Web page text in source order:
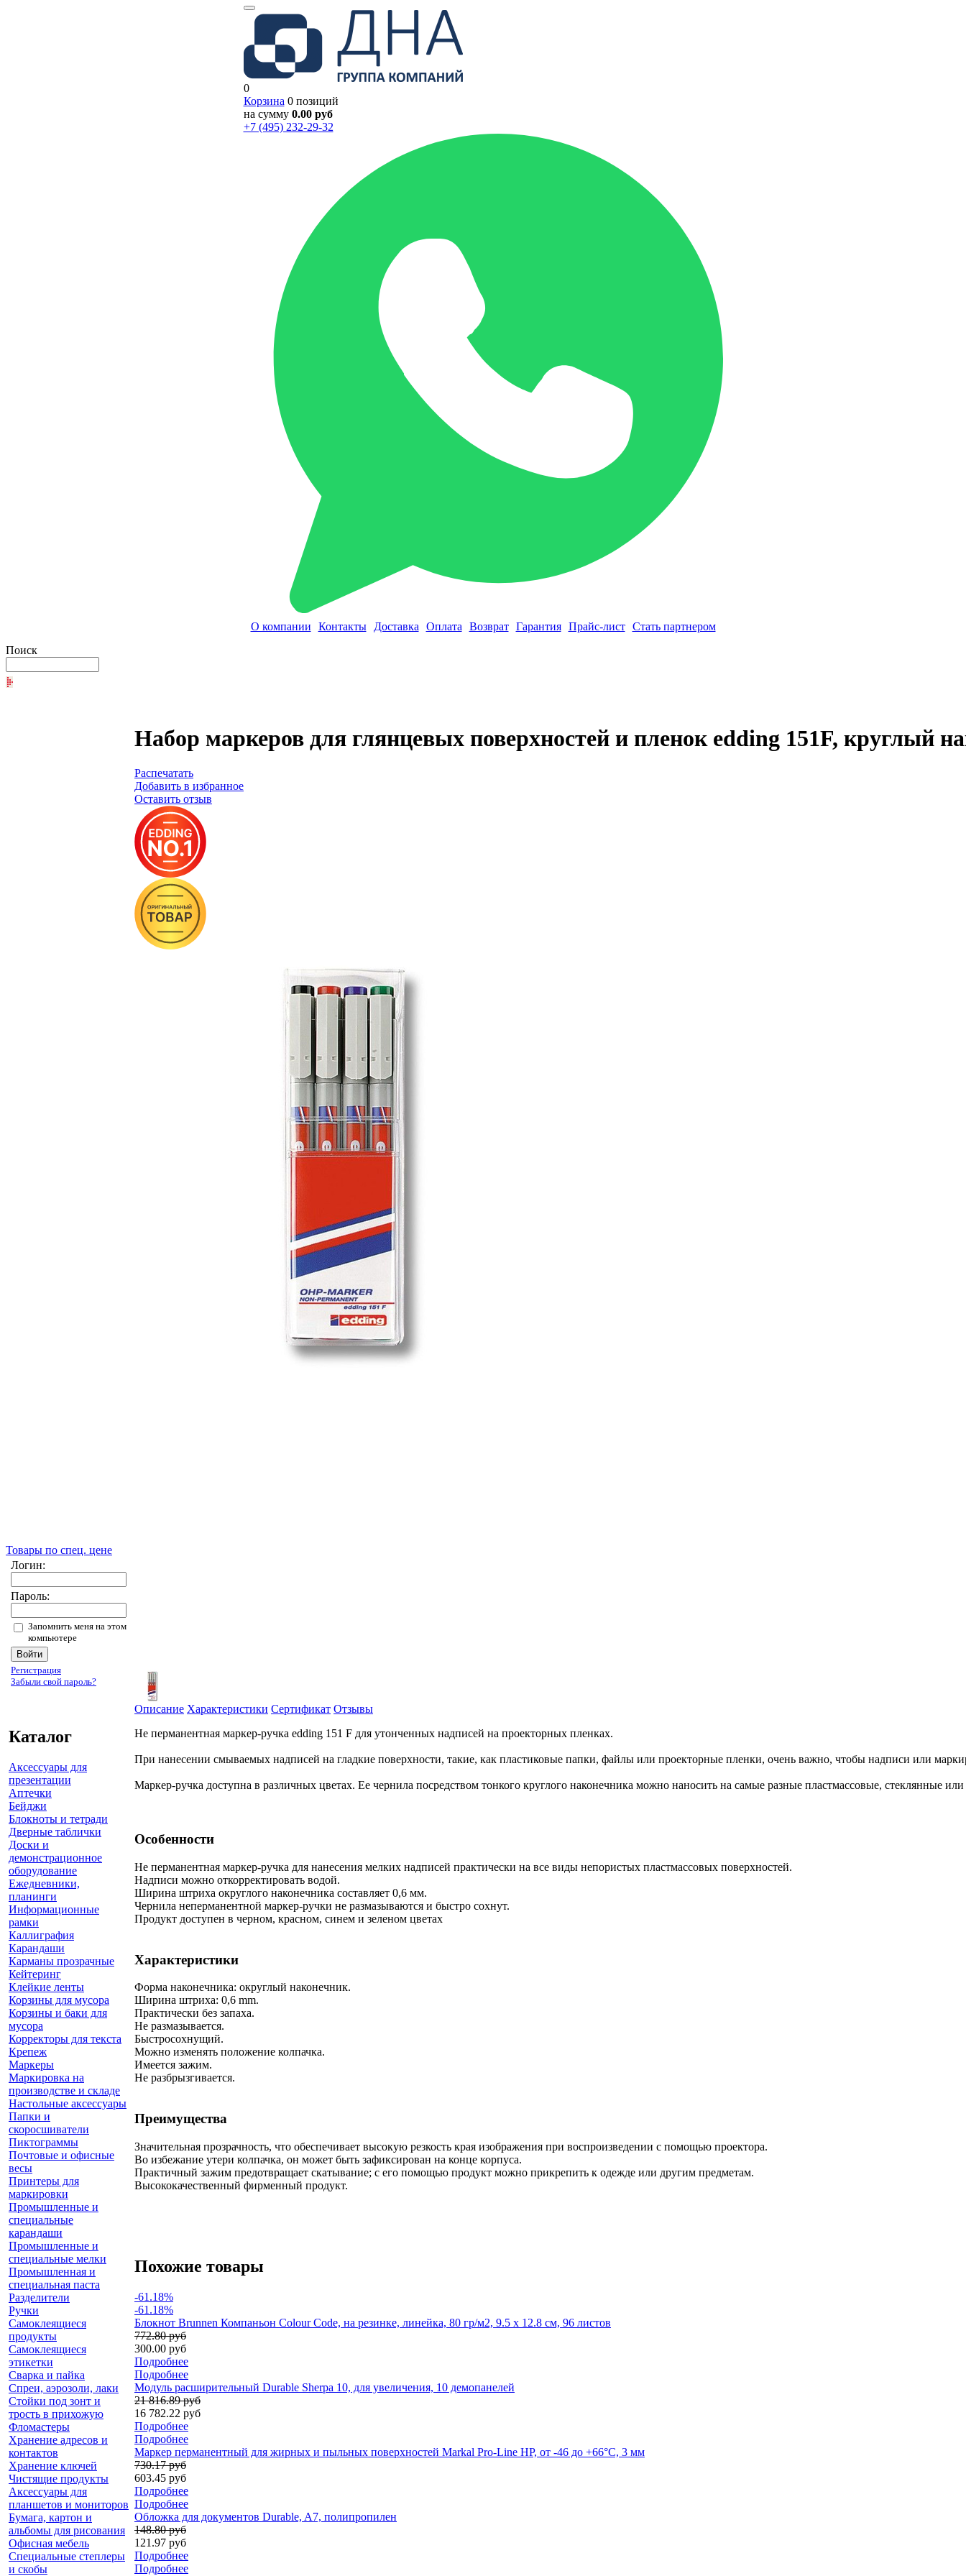
0
Корзина 0 позиций
на сумму 0.00 руб
+7 (495) 232-29-32
О компании Контакты Доставка Оплата Возврат Гарантия Прайс-лист
Стать партнером
Поиск
Товары по спец. цене
Логин:
Пароль:
Запомнить меня на этом
компьютере
Регистрация
Забыли свой пароль?
Каталог
Аксессуары для
презентации
Аптечки
Бейджи
Блокноты и тетради
Дверные таблички
Доски и
демонстрационное
оборудование
Ежедневники,
планинги
Информационные
рамки
Каллиграфия
Карандаши
Карманы прозрачные
Кейтеринг
Клейкие ленты
Корзины для мусора
Корзины и баки для
мусора
Корректоры для текста
Крепеж
Маркеры
Маркировка на
производстве и складе
Настольные аксессуары
Папки и
скоросшиватели
Пиктограммы
Почтовые и офисные
весы
Принтеры для
маркировки
Промышленные и
специальные
карандаши
Промышленные и
специальные мелки
Промышленная и
специальная паста
Разделители
Ручки
Самоклеящиеся
продукты
Самоклеящиеся
этикетки
Сварка и пайка
Спреи, аэрозоли, лаки
Стойки под зонт и
трость в прихожую
Фломастеры
Хранение адресов и
контактов
Хранение ключей
Чистящие продукты
Аксессуары для
планшетов и мониторов
Бумага, картон и
альбомы для рисования
Офисная мебель
Специальные степлеры
и скобы
Набор мaркеров для глянцевых поверхностей и пленок edding 151F, круглый
Распечатать
Добавить в избранное
Оставить отзыв
Описание Характеристики Сертификат Отзывы
Не перманентная маркер-ручка edding 151 F для утонченных надписей на проекторных пленках.
При нанесении смываемых надписей на гладкие поверхности, такие, как пластиковые папки, файлы или проекторные пленки, очень важно, чтобы надписи или
Маркер-ручка доступна в различных цветах. Ее чернила посредством тонкого круглого наконечника можно наносить на самые разные пластмассовые, стеклянные
Особенности
Не перманентная маркер-ручка для нанесения мелких надписей практически на все виды непористых пластмассовых поверхностей.
Надписи можно откорректировать водой.
Ширина штриха округлого наконечника составляет 0,6 мм.
Чернила неперманентной маркер-ручки не размазываются и быстро сохнут.
Продукт доступен в черном, красном, синем и зеленом цветах
Характеристики
Форма наконечника: округлый наконечник.
Ширина штриха: 0,6 mm.
Практически без запаха.
Не размазывается.
Быстросохнущий.
Можно изменять положение колпачка.
Имеется зажим.
Не разбрызгивается.
Преимущества
Значительная прозрачность, что обеспечивает высокую резкость края изображения при воспроизведении с помощью проектора.
Во избежание утери колпачка, он может быть зафиксирован на конце корпуса.
Практичный зажим предотвращает скатывание; с его помощью продукт можно прикрепить к одежде или другим предметам.
Высококачественный фирменный продукт.
Похожие товары
-61.18%
-61.18%
Блокнот Brunnen Компаньон Colour Code, на резинке, линейка, 80 гр/м2, 9.5 х 12.8 см, 96 листов
772.80 руб
300.00 руб
Подробнее
Подробнее
Модуль расширительный Durable Sherpa 10, для увеличения, 10 демопанелей
21 816.89 руб
16 782.22 руб
Подробнее
Подробнее
Маркер перманентный для жирных и пыльных поверхностей Markal Pro-Line HP, от -46 до +66°C, 3 мм
730.17 руб
603.45 руб
Подробнее
Подробнее
Обложка для документов Durable, A7, полипропилен
148.80 руб
121.97 руб
Подробнее
Подробнее